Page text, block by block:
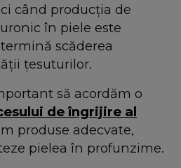
când producția de
în piele este
scăderea
țesuturilor.
să acordăm o
de îngrijire al
produse adecvate,
pielea în profunzime.